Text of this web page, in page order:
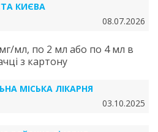
КИЄВА
08.07.2026
мл, по 2 мл або по 4 мл в
з картону
МІСЬКА ЛІКАРНЯ
03.10.2025